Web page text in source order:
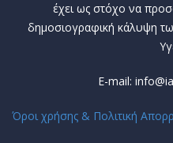
έχει ως στόχο να
δημοσιογραφική κάλυψη
E-mail:
Όροι χρήσης & Πολιτική